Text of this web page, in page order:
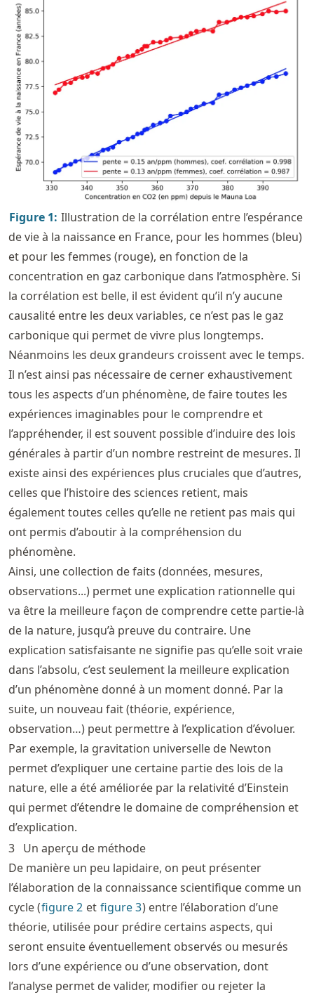
Figure 1: Illustration de la corrélation entre l’espérance
de vie à la naissance en France, pour les hommes (bleu)
et pour les femmes (rouge), en fonction de la
concentration en gaz carbonique dans l’atmosphère. Si
la corrélation est belle, il est évident qu’il n’y aucune
causalité entre les deux variables, ce n’est pas le gaz
carbonique qui permet de vivre plus longtemps.
Néanmoins les deux grandeurs croissent avec le temps.
Il n’est ainsi pas nécessaire de cerner exhaustivement
tous les aspects d’un phénomène, de faire toutes les
expériences imaginables pour le comprendre et
l’appréhender, il est souvent possible d’induire des lois
générales à partir d’un nombre restreint de mesures. Il
existe ainsi des expériences plus cruciales que d’autres,
celles que l’histoire des sciences retient, mais
également toutes celles qu’elle ne retient pas mais qui
ont permis d’aboutir à la compréhension du
phénomène.
Ainsi, une collection de faits (données, mesures,
observations...) permet une explication rationnelle qui
va être la meilleure façon de comprendre cette partie-là
de la nature, jusqu’à preuve du contraire. Une
explication satisfaisante ne signifie pas qu’elle soit vraie
dans l’absolu, c’est seulement la meilleure explication
d’un phénomène donné à un moment donné. Par la
suite, un nouveau fait (théorie, expérience,
observation…) peut permettre à l’explication d’évoluer.
Par exemple, la gravitation universelle de Newton
permet d’expliquer une certaine partie des lois de la
nature, elle a été améliorée par la relativité d’Einstein
qui permet d’étendre le domaine de compréhension et
d’explication.
3 Un aperçu de méthode
De manière un peu lapidaire, on peut présenter
l’élaboration de la connaissance scientifique comme un
cycle (figure2 et figure3) entre l’élaboration d’une
théorie, utilisée pour prédire certains aspects, qui
seront ensuite éventuellement observés ou mesurés
lors d’une expérience ou d’une observation, dont
l’analyse permet de valider, modifier ou rejeter la